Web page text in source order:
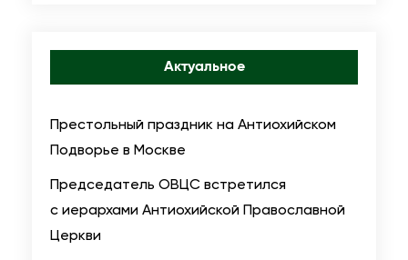
Актуальное
Престольный праздник на Антиохийском
Подворье в Москве
Председатель ОВЦС встретился
с иерархами Антиохийской Православной
Церкви